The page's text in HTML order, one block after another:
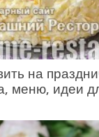
на
меню, идеи